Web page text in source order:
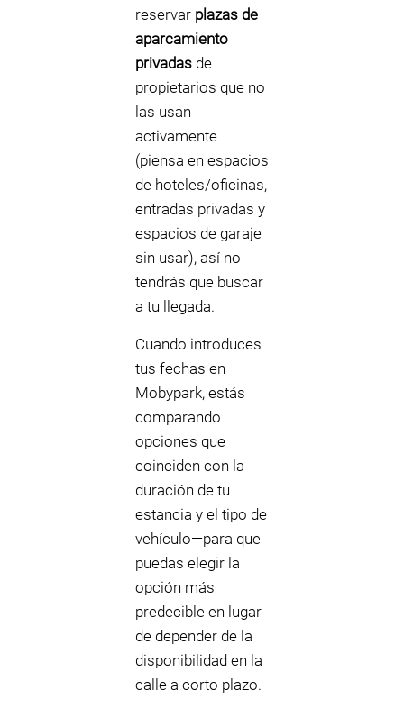
reservar plazas de
aparcamiento
privadas de
propietarios que no
las usan
activamente
(piensa en espacios
de hoteles/oficinas,
entradas privadas y
espacios de garaje
sin usar), así no
tendrás que buscar
a tu llegada.
Cuando introduces
tus fechas en
Mobypark, estás
comparando
opciones que
coinciden con la
duración de tu
estancia y el tipo de
vehículo—para que
puedas elegir la
opción más
predecible en lugar
de depender de la
disponibilidad en la
calle a corto plazo.